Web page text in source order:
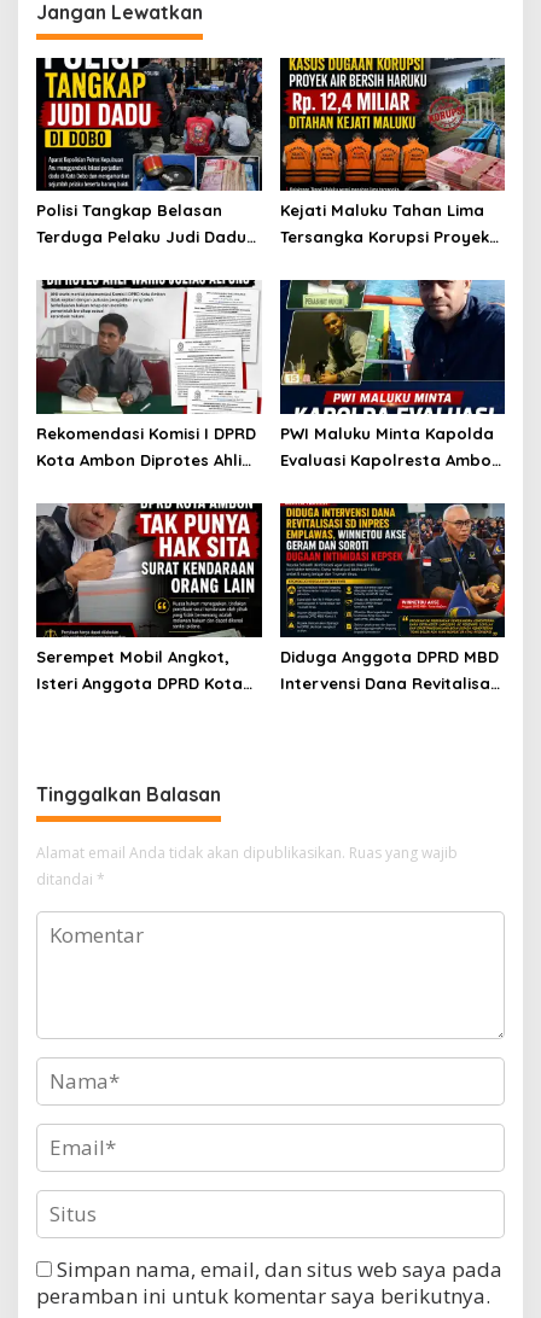
Jangan Lewatkan
Polisi Tangkap Belasan
Terduga Pelaku Judi Dadu
Setoran Rp5 Juta dan
Selisih Barang Bukti
Kejati Maluku Tahan Lima
Tersangka Korupsi Proyek
Miliar
Rekomendasi Komisi I DPRD
Kota Ambon Diprotes Ahli
Barbara Alfons: Itu Palsu?
PWI Maluku Minta Kapolda
Evaluasi Kapolresta Ambon
Heluth, Said Sotta: Bila
Perlu Copot Kasatreskrim
Polresta Ambon
Serempet Mobil Angkot,
Isteri Anggota DPRD Kota
Diduga Anggota DPRD MBD
Intervensi Dana Revitalisasi
Tinggalkan Balasan
Alamat email Anda tidak akan dipublikasikan. Ruas yang wajib
ditandai *
Simpan nama, email, dan situs web saya pada
peramban ini untuk komentar saya berikutnya.